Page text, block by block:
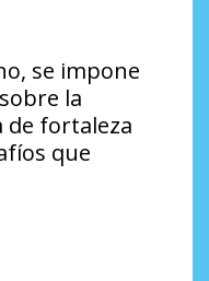
se impone
la
de fortaleza
que